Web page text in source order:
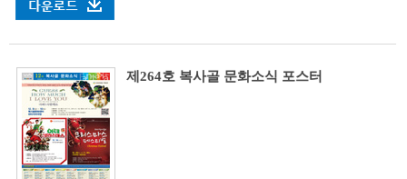
제264호 복사골 문화소식 포스터